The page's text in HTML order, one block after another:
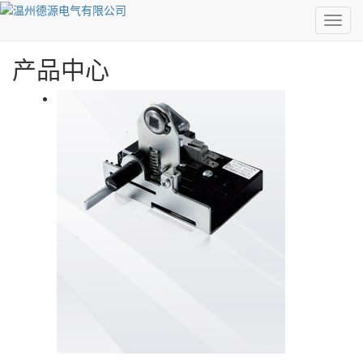
0577-86520257
产品中心